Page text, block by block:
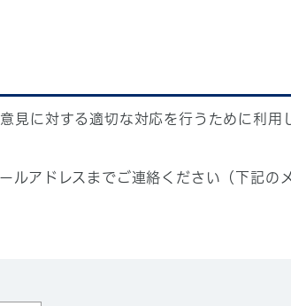
見に対する適切な対応を行うために利用
ルアドレスまでご連絡ください（下記の